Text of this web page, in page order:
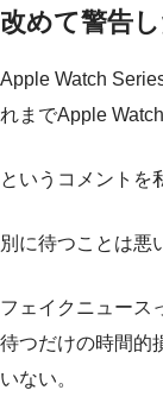
改めて警告
Apple Watch
れまでApple
というコメントを
別に待つことは悪
フェイクニュース
待つだけの時間的
いない。